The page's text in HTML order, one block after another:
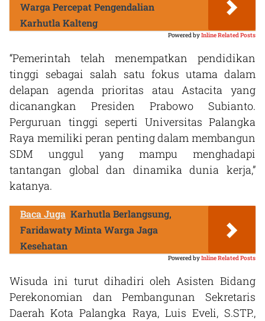
Warga Percepat Pengendalian
Karhutla Kalteng
Powered byInline Related Posts
“Pemerintah telah menempatkan pendidikan
tinggi sebagai salah satu fokus utama dalam
delapan agenda prioritas atau Astacita yang
dicanangkan Presiden Prabowo Subianto.
Perguruan tinggi seperti Universitas Palangka
Raya memiliki peran penting dalam membangun
SDM unggul yang mampu menghadapi
tantangan global dan dinamika dunia kerja,”
katanya.
Baca Juga Karhutla Berlangsung,
Faridawaty Minta Warga Jaga
Kesehatan
Powered byInline Related Posts
Wisuda ini turut dihadiri oleh Asisten Bidang
Perekonomian dan Pembangunan Sekretaris
Daerah Kota Palangka Raya, Luis Eveli, S.STP.,